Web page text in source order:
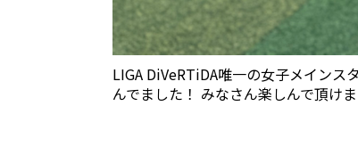
LIGA DiVeRTiDA唯一の女子メイン
んでました！ みなさん楽しんで頂け